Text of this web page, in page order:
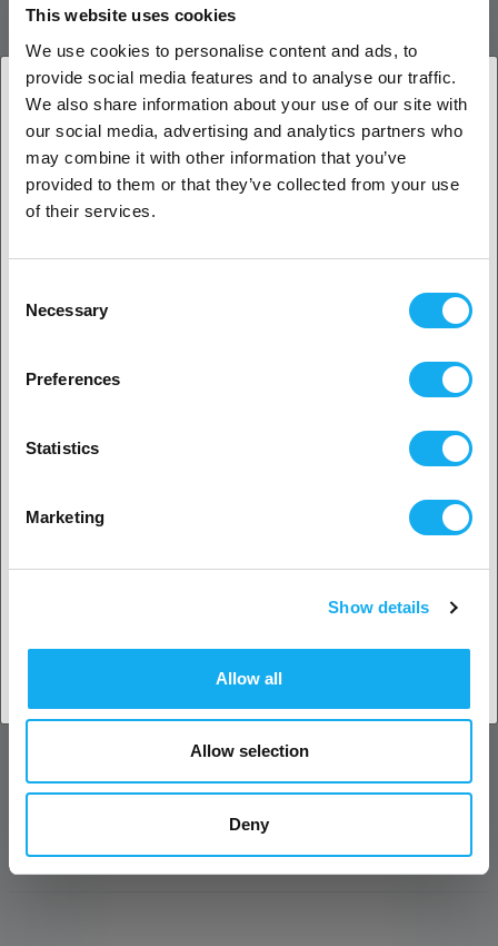
This website uses cookies
We use cookies to personalise content and ads, to
provide social media features and to analyse our traffic.
We also share information about your use of our site with
our social media, advertising and analytics partners who
may combine it with other information that you’ve
provided to them or that they’ve collected from your use
of their services.
Selection
Necessary
Preferences
Statistics
Marketing
Show details
Allow all
Allow selection
Deny
Außerdem verfügt er über ein praktisches Daumenrad, mit dem der
Benutzer den Druck des Filaments auf die Antriebsräder des
Extruders manuell einstellen kann, um optimalen Halt und Leistung
zu gewährleisten.
Der Terminator Extruder ist mit einer Reihe von 3D-Druckern
kompatibel und kann bei den meisten Modellen problemlos
installiert werden. Das leichte Design des Extruders sorgt dafür, dass
Warum Terminator?
Ein unverwechselbarer Look, der
DIY Logo-Panel mit RGB:
Geben Sie Ihrem Extruder eine
Langlebig und höhere Durchflussrate
Zwei Zahnradvorschub und einstellbare Spannung:
7:1
Effiziente Wärmeableitung:
2pcs Teil Kühlung Fans + 1pc
Schnellspannhebel:Einfaches Steuern des Ein- und
BEWERTUNGEN
1. Sind Sie Geschäftskunde oder Privatkunde?
Geschäftskunde
Privatkunde